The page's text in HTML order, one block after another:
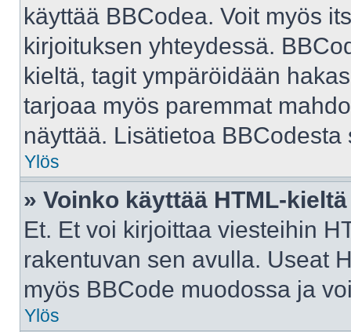
käyttää BBCodea. Voit myös
kirjoituksen yhteydessä.
kieltä, tagit ympäröidään
tarjoaa myös paremmat
näyttää. Lisätietoa
Ylös
» Voinko käyttää HTML-
Et. Et voi kirjoittaa viesteihin
rakentuvan sen avulla. Useat
myös BBCode muodossa ja
Ylös